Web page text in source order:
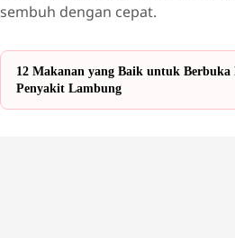
sembuh dengan cepat.
12 Makanan yang Baik untuk Berbuka
Penyakit Lambung